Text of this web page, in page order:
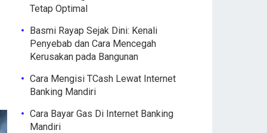
Tetap Optimal
Basmi Rayap Sejak Dini: Kenali
Penyebab dan Cara Mencegah
Kerusakan pada Bangunan
Cara Mengisi TCash Lewat Internet
Banking Mandiri
Cara Bayar Gas Di Internet Banking
Mandiri